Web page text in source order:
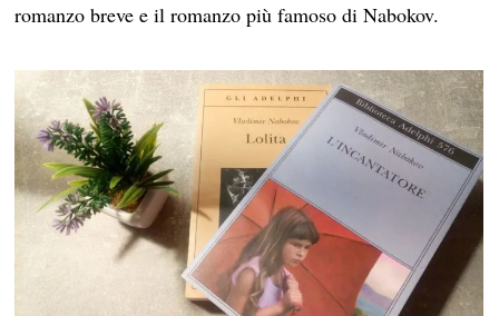
romanzo breve e il romanzo più famoso di Nabokov.